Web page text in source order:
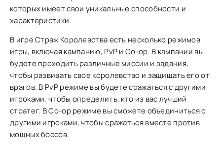
которых имеет свои уникальные способности и
характеристики.
В игре Страж Королевства есть несколько режимов
игры, включая кампанию, PvP и Co-op. В кампании вы
будете проходить различные миссии и задания,
чтобы развивать свое королевство и защищать его от
врагов. В PvP режиме вы будете сражаться с другими
игроками, чтобы определить, кто из вас лучший
стратег. В Co-op режиме вы сможете объединиться с
другими игроками, чтобы сражаться вместе против
мощных боссов.